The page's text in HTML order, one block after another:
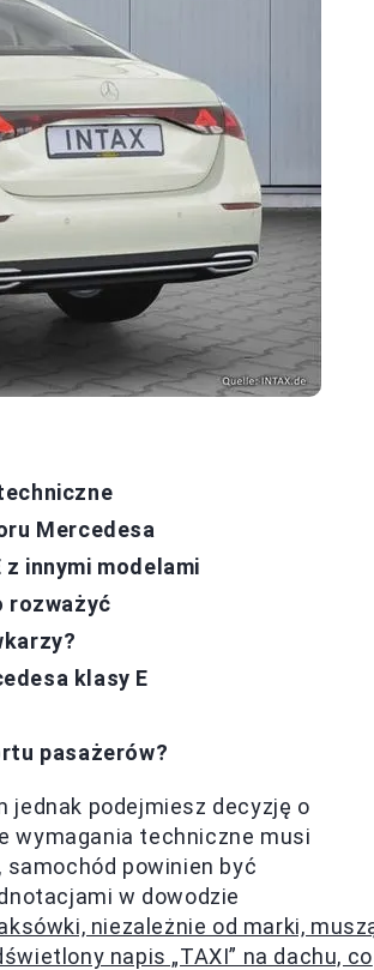
Mercedesa
innymi modelami
rozważyć
klasy E
pasażerów?
jednak podejmiesz decyzję o
wymagania techniczne musi
samochód powinien być
w dowodzie
niezależnie od marki,
napis „TAXI” na dachu, co